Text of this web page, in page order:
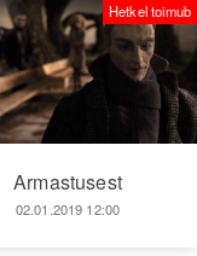
Armastusest
02.01.2019 12:00
Hetkel toimub